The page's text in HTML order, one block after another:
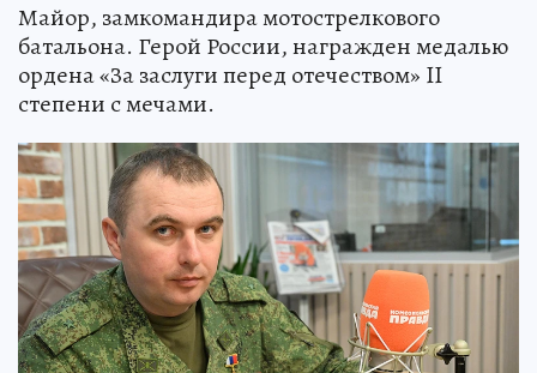
Майор, замкомандира мотострелкового
батальона. Герой России, награжден медалью
ордена «За заслуги перед отечеством» II
степени с мечами.